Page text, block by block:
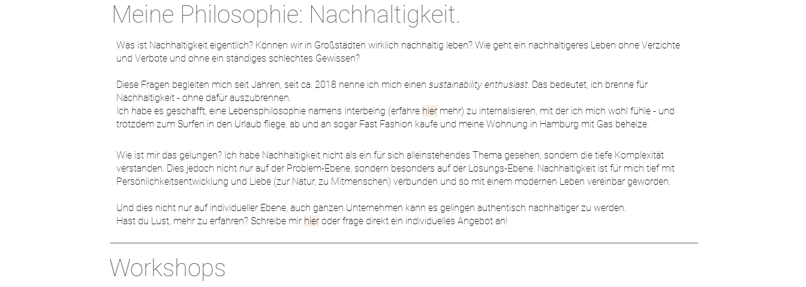
Meine Philosophie: Nachhaltigkeit.
Was ist Nachhaltigkeit eigentlich? Können wir in Großstädten wirklich nachhaltig leben? Wie geht ein nachhaltigeres Leben ohne Verzichte
und Verbote und ohne ein ständiges schlechtes Gewissen?
Diese Fragen begleiten mich seit Jahren, seit ca. 2018 nenne ich mich einen sustainability enthusiast. Das bedeutet, ich brenne für
Nachhaltigkeit - ohne dafür auszubrennen.
Ich habe es geschafft, eine Lebensphilosophie namens Interbeing (erfahre hier mehr) zu internalisieren, mit der ich mich wohl fühle - und
trotzdem zum Surfen in den Urlaub fliege, ab und an sogar Fast Fashion kaufe und meine Wohnung in Hamburg mit Gas beheize.
Wie ist mir das gelungen? Ich habe Nachhaltigkeit nicht als ein für sich alleinstehendes Thema gesehen, sondern die tiefe Komplexität
verstanden. Dies jedoch nicht nur auf der Problem-Ebene, sondern besonders auf der Lösungs-Ebene. Nachhaltigkeit ist für mich tief mit
Persönlichkeitsentwicklung und Liebe (zur Natur, zu Mitmenschen) verbunden und so mit einem modernen Leben vereinbar geworden.
Und dies nicht nur auf individueller Ebene, auch ganzen Unternehmen kann es gelingen authentisch nachhaltiger zu werden.
Hast du Lust, mehr zu erfahren? Schreibe mir hier oder frage direkt ein individuelles Angebot an!
Workshops